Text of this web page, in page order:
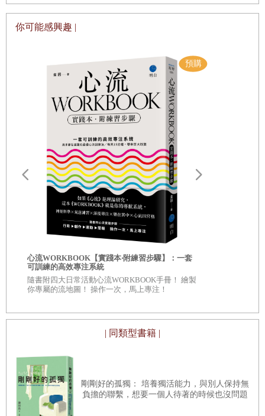
第三章 心有多累，身體都知道
‧用放鬆身體來調整心情
‧稍微逃離一下喘口氣，沒有關係的
‧改變角色，就會改變心態
‧對別人溫柔，也要對自己好
‧「休息」是必要的例行事項
‧這些相處不來的人，都只是你人生中的臨演
‧學著不做自己討厭的事
不逞強、不委屈、不內耗的人際關係
‧不要強求他人怎麼看你
‧見不得別人好，可能是正逢低潮的警訊
‧知道自己要什麼，別人的批評聽聽就好
‧留心人際關係中的情緒勒索
‧有了「被討厭」的勇氣還不夠，還要很擅長被討厭
‧要懂得說話，先從懂得聆聽開始
‧開口請人幫忙，真的不會怎樣
交瘁，之所以會如此，也許是受到經濟拮据、立場處於弱勢
等生活不穩定的因素影響。
的確，公司和工作讓你因此求得三餐溫飽，讓你可以購買
喜歡的物品，確實非常重要也不得不重視，然而，最重要的
還是你自己。如果你因為過度全力以赴，導致蠟燭兩頭燒而
油盡燈滅，那就本末倒置了。
也許，你認為自己不值得如此，但請仔細思考，是否曾確
實感受到自己的價值？
許多人由於過度迎合他人的價值觀或規則，而感到痛苦不
堪；他們可能認為，既然作為社會的一分子，就必須配合他
人，和諧相處，或者顧慮自己都已經為人母了，應該為孩子
忍耐，又或是心想著不要老是漫無目標不做正事，應該努力
成為正式員工等等。
「應該怎麼做」、「要做什麼才會幸福」之類的價值觀或規
‧活出「為了自己」的人生
從小我們就聽了太多父母或老師的要求，告訴我們應該做
什麼、不這樣做就無法幸福，失去了自信，養成只會迎合周
遭或社會的期待，形成「我應該要好好去地做」、「人就必
你可能感興趣 |
心流WORKBOOK【實踐本‧附練習步驟】：一套
可訓練的高效專注系統
隨書附四大日常活動心流WORKBOOK手冊！ 繪製
你專屬的流地圖！ 操作一次，馬上專注！
| 同類型書籍 |
剛剛好的孤獨： 培養獨活能力，與別人保持無
負擔的聯繫，想要一個人待著的時候也沒問題